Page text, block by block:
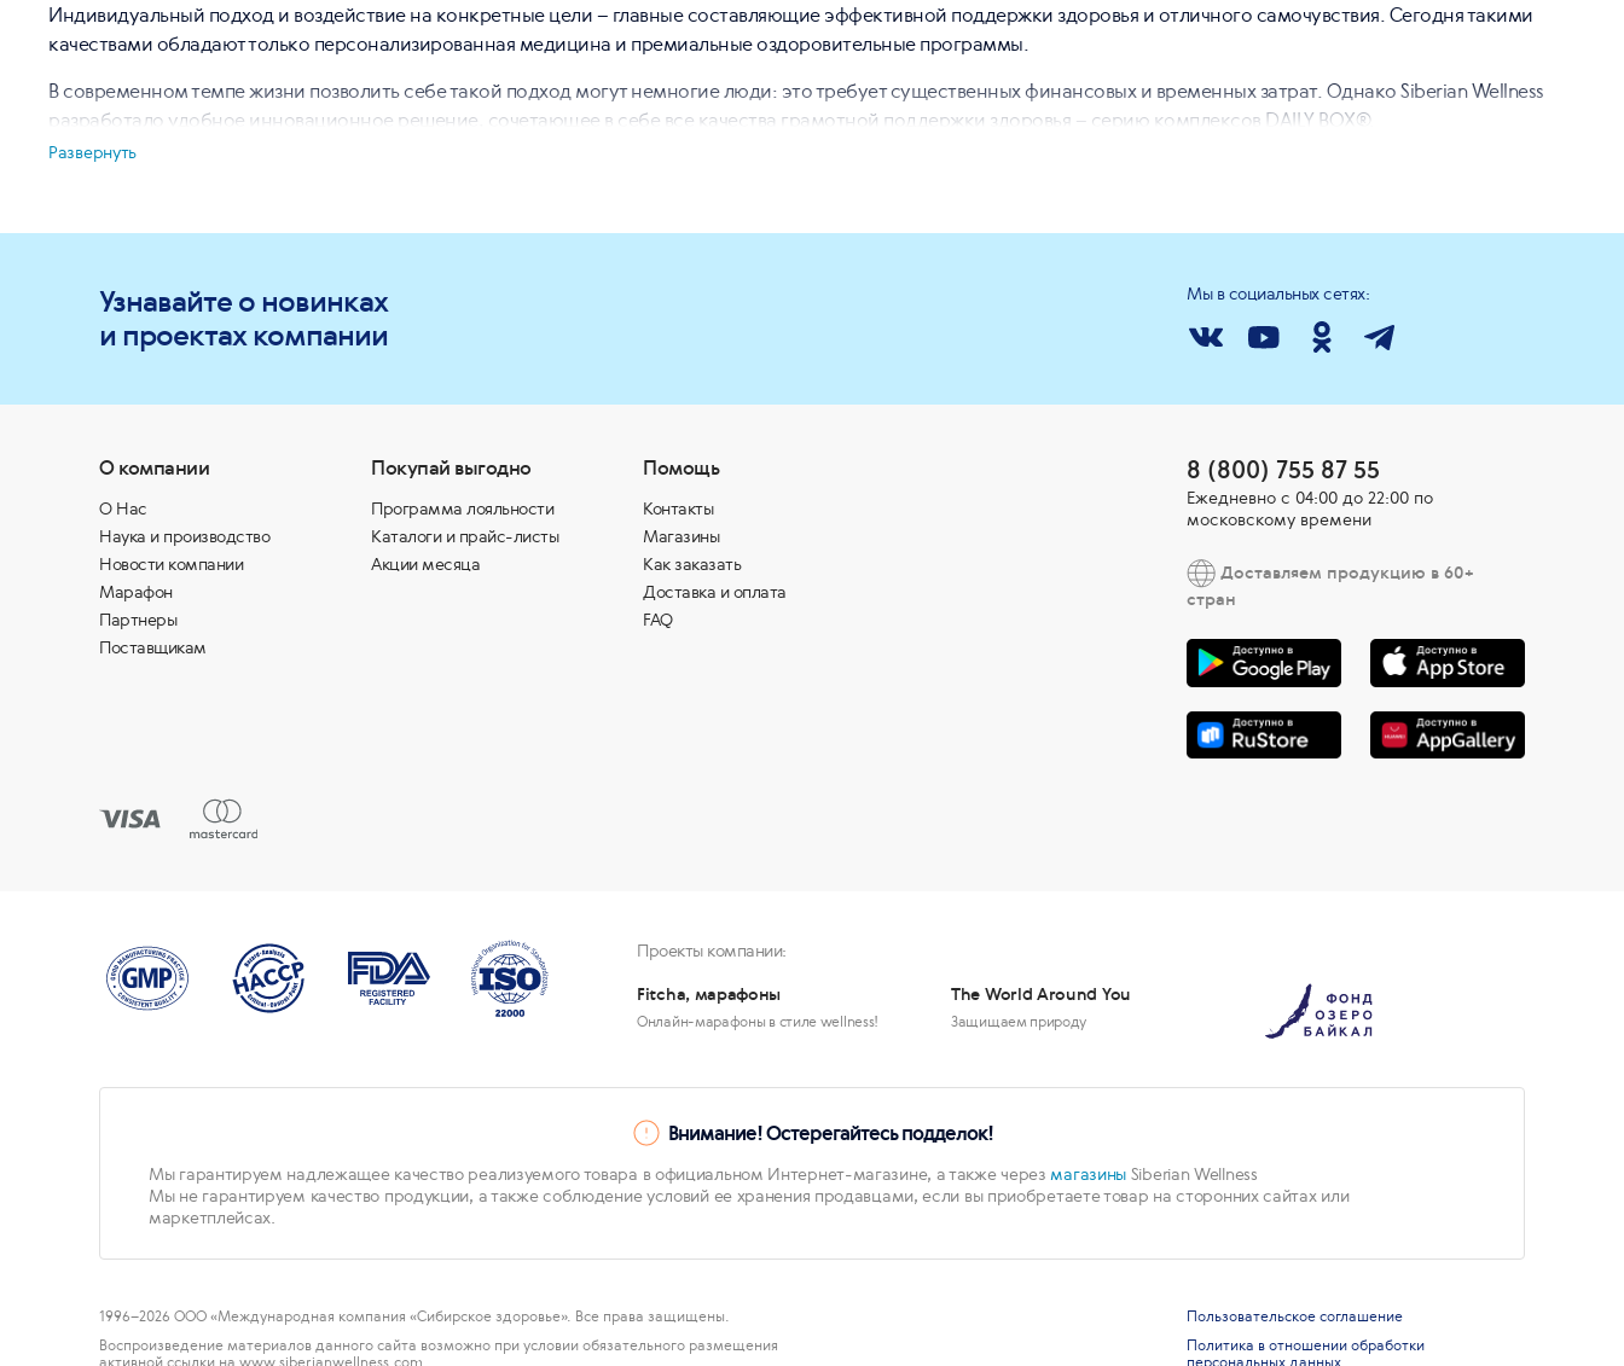
Индивидуальный подход и воздействие на конкретные цели – главные составляющие эффективной поддержки здоровья и отличного самочувствия. Сегодня такими
качествами обладают только персонализированная медицина и премиальные оздоровительные программы.
В современном темпе жизни позволить себе такой подход могут немногие люди: это требует существенных финансовых и временных затрат. Однако Siberian Wellness
разработало удобное инновационное решение, сочетающее в себе все качества грамотной поддержки здоровья – серию комплексов DAILY BOX®.
Фирменные формулы Компании Siberian Wellness работают в четко определенных направлениях: каждый продукт решает поставленную перед ним задачу, обеспечивая
Развернуть
Узнавайте о новинках
и проектах компании
Мы в социальных сетях:
О компании
О Нас
Наука и производство
Новости компании
Марафон
Партнеры
Поставщикам
Покупай выгодно
Программа лояльности
Каталоги и прайс-листы
Акции месяца
Помощь
Контакты
Магазины
Как заказать
Доставка и оплата
FAQ
8 (800) 755 87 55
Ежедневно c 04:00 до 22:00 по
московскому времени
Доставляем продукцию в 60+
стран
Проекты компании:
Fitcha, марафоны
Онлайн-марафоны в стиле wellness!
The World Around You
Защищаем природу
Внимание! Остерегайтесь подделок!
Мы гарантируем надлежащее качество реализуемого товара в официальном Интернет-магазине, а также черезмагазины Siberian Wellness
Мы не гарантируем качество продукции, а также соблюдение условий ее хранения продавцами, если вы приобретаете товар на сторонних сайтах или
маркетплейсах.
1996–2026 ООО «Международная компания «Сибирское здоровье». Все права защищены.
Воспроизведение материалов данного сайта возможно при условии обязательного размещения
активной ссылки на www.siberianwellness.com.
Пользовательское соглашение
Политика в отношении обработки
персональных данных